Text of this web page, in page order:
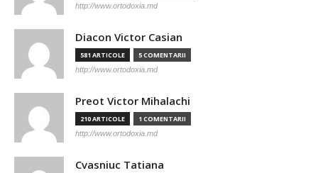
http://www.ortodoxia.md
Diacon Victor Casian
581 ARTICOLE 5 COMENTARII
http://www.ortodoxia.md
Preot Victor Mihalachi
210 ARTICOLE 1 COMENTARII
http://www.ortodoxia.md
Cvasniuc Tatiana